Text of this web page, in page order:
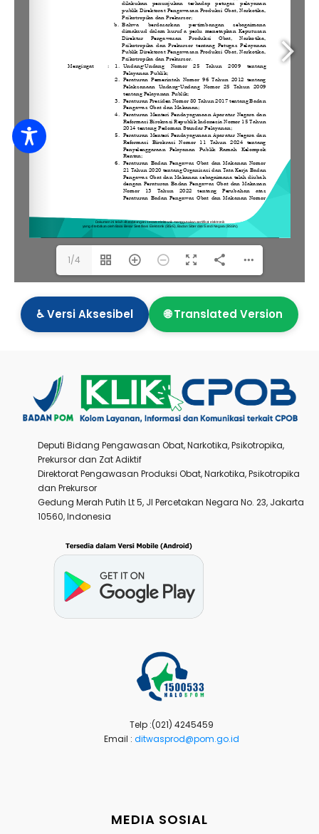
1/4
♿ Versi Aksesibel 🌐 Translated Version
Deputi Bidang Pengawasan Obat, Narkotika, Psikotropika,
Prekursor dan Zat Adiktif
Direktorat Pengawasan Produksi Obat, Narkotika, Psikotropika
dan Prekursor
Gedung Merah Putih Lt 5, Jl Percetakan Negara No. 23, Jakarta
10560, Indonesia
Telp :(021) 4245459
Email : ditwasprod@pom.go.id
MEDIA SOSIAL